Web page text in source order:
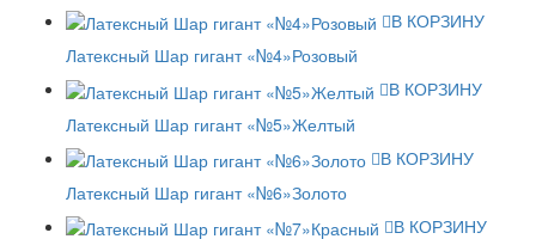
В КОРЗИНУ
Латексный Шар гигант «№4»Розовый
В КОРЗИНУ
Латексный Шар гигант «№5»Желтый
В КОРЗИНУ
Латексный Шар гигант «№6»Золото
В КОРЗИНУ